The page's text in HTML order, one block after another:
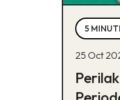
5
25 Oct